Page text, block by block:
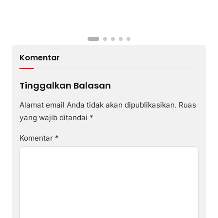
Komentar
Tinggalkan Balasan
Alamat email Anda tidak akan dipublikasikan. Ruas
yang wajib ditandai *
Komentar *